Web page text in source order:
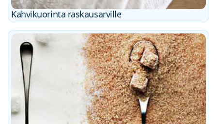
Kahvikuorinta raskausarville